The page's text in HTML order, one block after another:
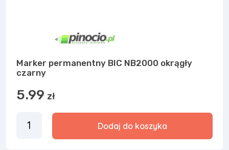
Marker permanentny BIC NB2000 okrągły
czarny
5.99 zł
Dodaj do koszyka